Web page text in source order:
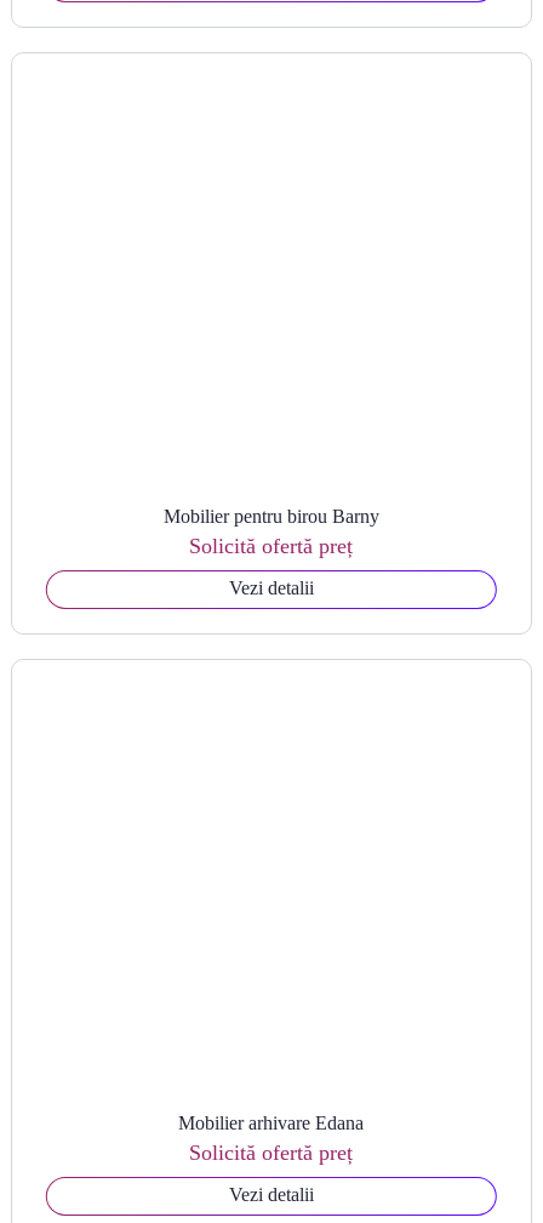
Mobilier pentru birou Barny
Solicită ofertă preț
Vezi detalii
Mobilier arhivare Edana
Solicită ofertă preț
Vezi detalii